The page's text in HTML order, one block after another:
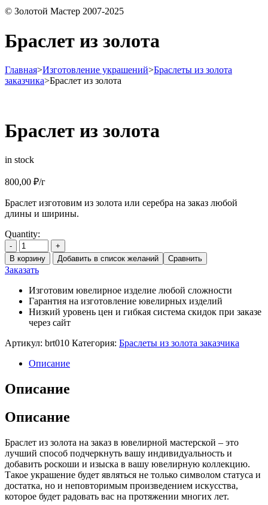
© Золотой Мастер 2007-2025
Браслет из золота
Главная>Изготовление украшений>Браслеты из золота
заказчика>Браслет из золота
Браслет из золота
in stock
800,00 ₽/г
Браслет изготовим из золота или серебра на заказ любой
длины и ширины.
Quantity:
-
+
В корзину
Добавить в список желаний Сравнить
Заказать
Изготовим ювелирное изделие любой сложности
Гарантия на изготовление ювелирных изделий
Низкий уровень цен и гибкая система скидок при заказе
через сайт
Артикул: brt010 Категория: Браслеты из золота заказчика
Описание
Описание
Описание
Браслет из золота на заказ в ювелирной мастерской – это
лучший способ подчеркнуть вашу индивидуальность и
добавить роскоши и изыска в вашу ювелирную коллекцию.
Такое украшение будет являться не только символом статуса и
достатка, но и неповторимым произведением искусства,
которое будет радовать вас на протяжении многих лет.